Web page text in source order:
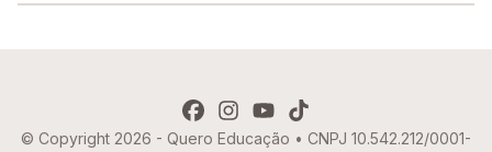
Política de Cookies
© Copyright 2026 - Quero Educação • CNPJ 10.542.212/0001-